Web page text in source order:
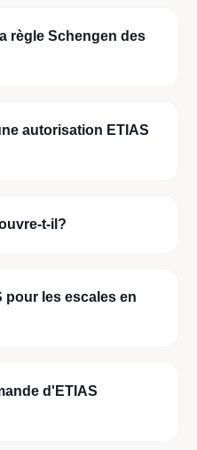
règle Schengen des
autorisation ETIAS
t-il?
pour les escales en
d'ETIAS